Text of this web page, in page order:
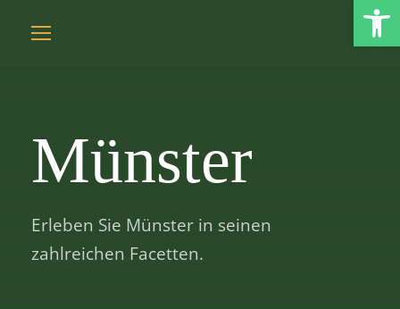
Münster
Erleben Sie Münster in seinen
zahlreichen Facetten.